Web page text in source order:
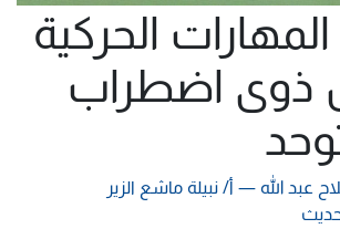
الحركية
ذوى اضطراب
عبد الله — أ/ نبيلة ماشع الزير